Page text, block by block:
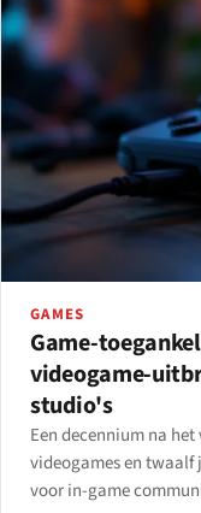
GAMES
Game-
videogame-
studio's
Een decennium na
videogames en twaalf
voor in-game